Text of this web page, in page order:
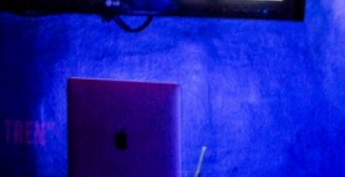
DÓNDE IR
TENDENCIAS
ARQ & DISEÑO
AGENDA